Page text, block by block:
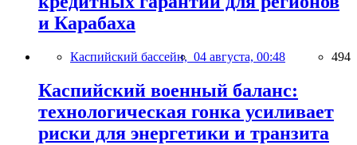
и Карабаха
Каспийский бассейн, 04 августа, 00:48 494
Каспийский военный баланс:
технологическая гонка усиливает
риски для энергетики и транзита